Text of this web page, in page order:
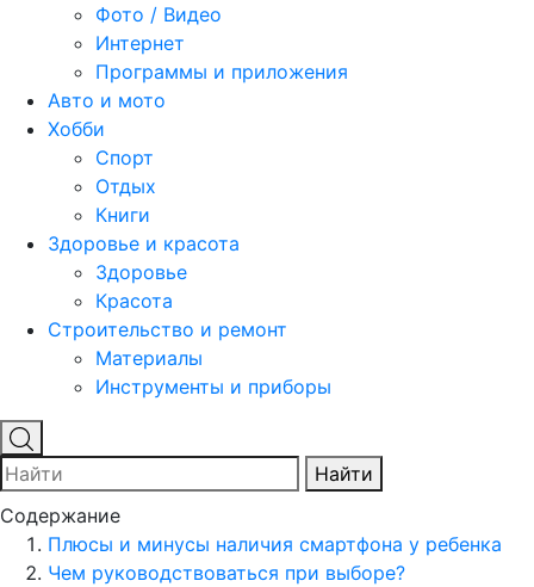
Фото / Видео
Интернет
Программы и приложения
Авто и мото
Хобби
Спорт
Отдых
Книги
Здоровье и красота
Здоровье
Красота
Строительство и ремонт
Материалы
Инструменты и приборы
Найти
Содержание
Плюсы и минусы наличия смартфона у ребенка
Чем руководствоваться при выборе?